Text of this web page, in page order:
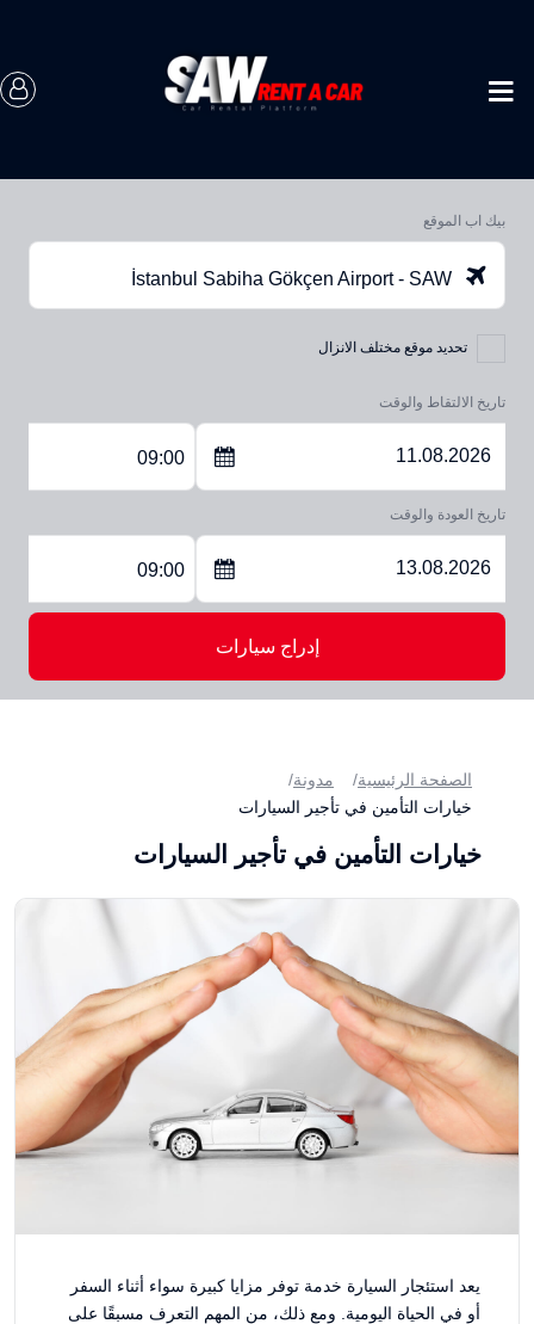
بيك اب الموقع
تحديد موقع مختلف الانزال
تاريخ الالتقاط والوقت
09:00
تاريخ العودة والوقت
09:00
إدراج سيارات
الصفحة الرئيسية
مدونة
خيارات التأمين في تأجير السيارات
خيارات التأمين في تأجير السيارات
يعد استئجار السيارة خدمة توفر مزايا كبيرة سواء أثناء السفر
أو في الحياة اليومية. ومع ذلك، من المهم التعرف مسبقًا على